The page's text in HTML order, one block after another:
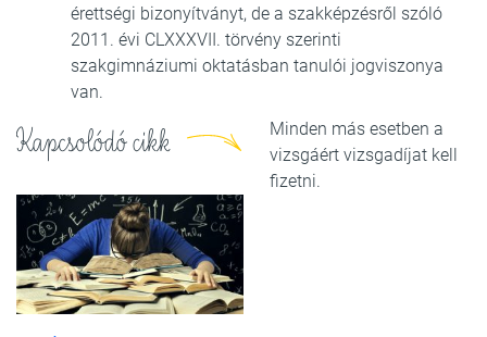
érettségi bizonyítványt, de a szakképzésről szóló
2011. évi CLXXXVII. törvény szerinti
szakgimnáziumi oktatásban tanulói jogviszonya
van.
Kapcsolódó cikk
Minden más esetben a
vizsgáért vizsgadíjat kell
fizetni.